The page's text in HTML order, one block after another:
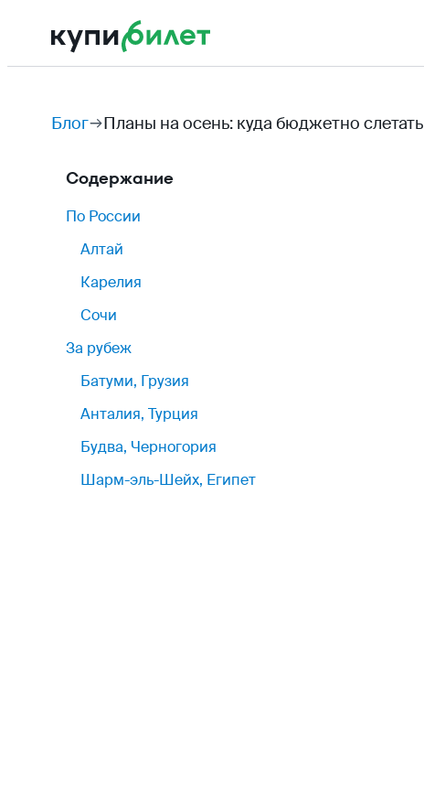
Блог Планы на осень: куда бюджетно слетать
Содержание
По России
Алтай
Карелия
Сочи
За рубеж
Батуми, Грузия
Анталия, Турция
Будва, Черногория
Шарм-эль-Шейх, Египет